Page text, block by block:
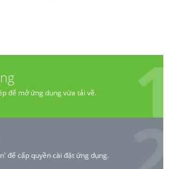
để mở ứng dụng vừa tải về.
để cấp quyền cài đặt ứng dụng.